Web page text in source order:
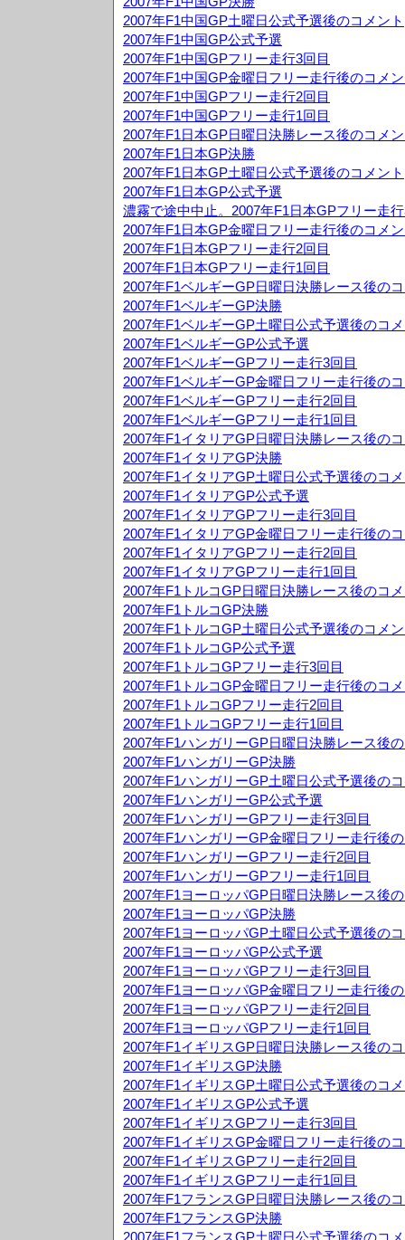
2007年F1中国GP土曜日公式予選後のコメント
2007年F1中国GP公式予選
2007年F1中国GPフリー走行3回目
2007年F1中国GP金曜日フリー走行後のコメ
2007年F1中国GPフリー走行2回目
2007年F1中国GPフリー走行1回目
2007年F1日本GP日曜日決勝レース後のコメ
2007年F1日本GP決勝
2007年F1日本GP土曜日公式予選後のコメント
2007年F1日本GP公式予選
濃霧で途中中止。2007年F1日本GPフリー走
2007年F1日本GP金曜日フリー走行後のコメ
2007年F1日本GPフリー走行2回目
2007年F1日本GPフリー走行1回目
2007年F1ベルギーGP日曜日決勝レース後の
2007年F1ベルギーGP決勝
2007年F1ベルギーGP土曜日公式予選後のコ
2007年F1ベルギーGP公式予選
2007年F1ベルギーGPフリー走行3回目
2007年F1ベルギーGP金曜日フリー走行後の
2007年F1ベルギーGPフリー走行2回目
2007年F1ベルギーGPフリー走行1回目
2007年F1イタリアGP日曜日決勝レース後の
2007年F1イタリアGP決勝
2007年F1イタリアGP土曜日公式予選後のコ
2007年F1イタリアGP公式予選
2007年F1イタリアGPフリー走行3回目
2007年F1イタリアGP金曜日フリー走行後の
2007年F1イタリアGPフリー走行2回目
2007年F1イタリアGPフリー走行1回目
2007年F1トルコGP日曜日決勝レース後のコ
2007年F1トルコGP決勝
2007年F1トルコGP土曜日公式予選後のコメ
2007年F1トルコGP公式予選
2007年F1トルコGPフリー走行3回目
2007年F1トルコGP金曜日フリー走行後のコ
2007年F1トルコGPフリー走行2回目
2007年F1トルコGPフリー走行1回目
2007年F1ハンガリーGP日曜日決勝レース後
2007年F1ハンガリーGP決勝
2007年F1ハンガリーGP土曜日公式予選後の
2007年F1ハンガリーGP公式予選
2007年F1ハンガリーGPフリー走行3回目
2007年F1ハンガリーGP金曜日フリー走行後
2007年F1ハンガリーGPフリー走行2回目
2007年F1ハンガリーGPフリー走行1回目
2007年F1ヨーロッパGP日曜日決勝レース後
2007年F1ヨーロッパGP決勝
2007年F1ヨーロッパGP土曜日公式予選後の
2007年F1ヨーロッパGP公式予選
2007年F1ヨーロッパGPフリー走行3回目
2007年F1ヨーロッパGP金曜日フリー走行後
2007年F1ヨーロッパGPフリー走行2回目
2007年F1ヨーロッパGPフリー走行1回目
2007年F1イギリスGP日曜日決勝レース後の
2007年F1イギリスGP決勝
2007年F1イギリスGP土曜日公式予選後のコ
2007年F1イギリスGP公式予選
2007年F1イギリスGPフリー走行3回目
2007年F1イギリスGP金曜日フリー走行後の
2007年F1イギリスGPフリー走行2回目
2007年F1イギリスGPフリー走行1回目
2007年F1フランスGP日曜日決勝レース後の
2007年F1フランスGP決勝
2007年F1フランスGP土曜日公式予選後のコ